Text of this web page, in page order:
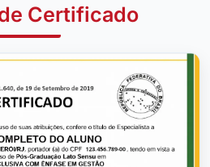
Certificado